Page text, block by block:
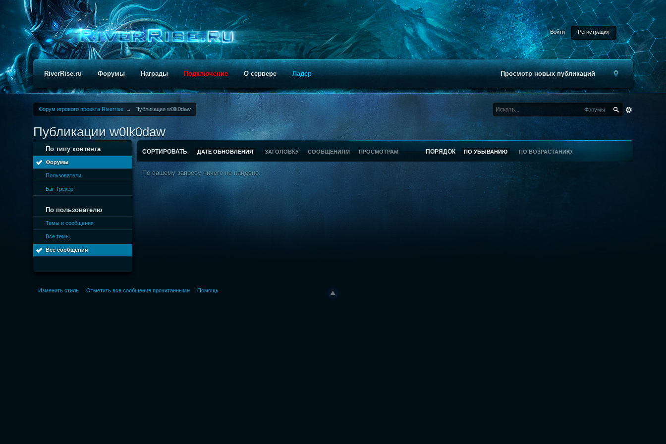
Войти Регистрация
Просмотр новых публикаций
RiverRise.ru Форумы Награды Подключение О сервере Ладер
Форум игрового проекта Riverrise → Публикации w0lk0daw Форумы
Публикации w0lk0daw
По типу контента
Форумы
Пользователи
Баг-Трекер
По пользователю
Темы и сообщения
Все темы
Все сообщения
СОРТИРОВАТЬ ДАТЕ ОБНОВЛЕНИЯ ЗАГОЛОВКУ СООБЩЕНИЯМ ПРОСМОТРАМ ПОРЯДОК ПО УБЫВАНИЮ ПО ВОЗРАСТАНИЮ
По вашему запросу ничего не найдено.
Изменить стиль Отметить все сообщения прочитанными Помощь